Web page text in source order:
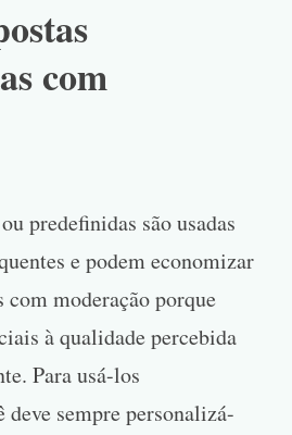
com
predefinidas são usadas
e podem economizar
com moderação porque
à qualidade percebida
Para usá-los
deve sempre personalizá-